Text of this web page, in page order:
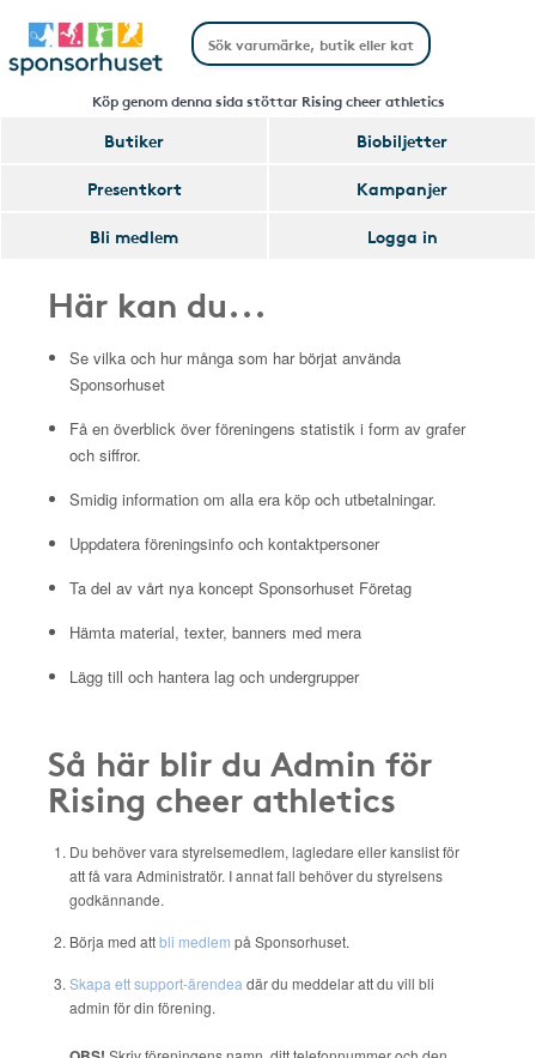
Köp genom denna sida stöttar Rising cheer athletics
Butiker
Biobiljetter
Presentkort
Kampanjer
Bli medlem
Logga in
Här kan du...
Se vilka och hur många som har börjat använda
Sponsorhuset
Få en överblick över föreningens statistik i form av grafer
och siffror.
Smidig information om alla era köp och utbetalningar.
Uppdatera föreningsinfo och kontaktpersoner
Ta del av vårt nya koncept Sponsorhuset Företag
Hämta material, texter, banners med mera
Lägg till och hantera lag och undergrupper
Så här blir du Admin för
Rising cheer athletics
Du behöver vara styrelsemedlem, lagledare eller kanslist för
att få vara Administratör. I annat fall behöver du styrelsens
godkännande.
Börja med attbli medlem på Sponsorhuset.
Skapa ett support-ärendea där du meddelar att du vill bli
admin för din förening.